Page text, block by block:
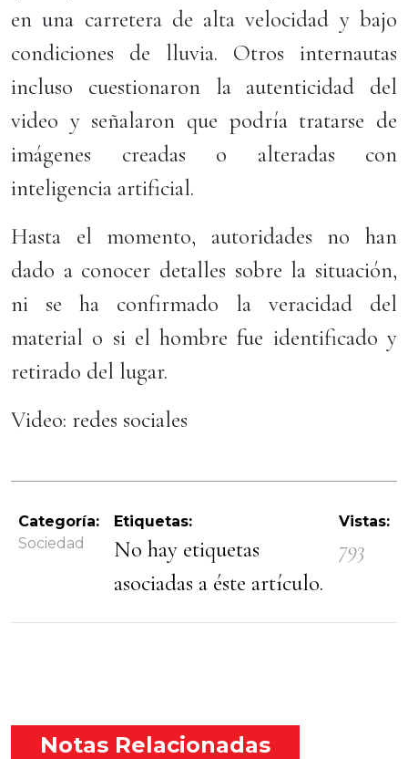
en una carretera de alta velocidad y bajo
condiciones de lluvia. Otros internautas
incluso cuestionaron la autenticidad del
video y señalaron que podría tratarse de
imágenes creadas o alteradas con
inteligencia artificial.
Hasta el momento, autoridades no han
dado a conocer detalles sobre la situación,
ni se ha confirmado la veracidad del
material o si el hombre fue identificado y
retirado del lugar.
Video: redes sociales
Categoría:
Sociedad
Etiquetas:
No hay etiquetas
asociadas a éste artículo.
Vistas:
793
Notas Relacionadas